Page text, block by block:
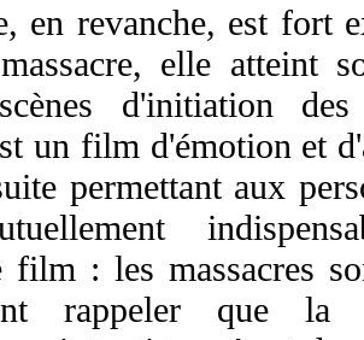
en revanche, est fort
elle atteint
d'initiation
un film d'émotion et
permettant aux
film : les massacres
rappeler que la